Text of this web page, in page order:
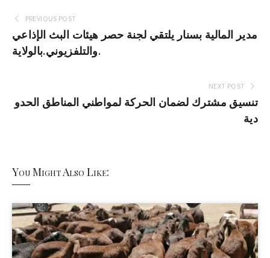
PREVIOUS POST
مدير المالية بسنار يلتقي لجنة حصر هيئات البث الإذاعي
والتلفزيوني.بالولاية.
NEXT POST
تنسيق مشترك لضمان الحركة لمواطني المناطق الحدو
دية
You Might Also Like: